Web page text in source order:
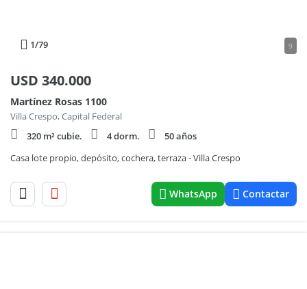
1/79 9
USD 340.000
Martínez Rosas 1100
Villa Crespo, Capital Federal
320 m² cubie.
4 dorm.
50 años
Casa lote propio, depósito, cochera, terraza - Villa Crespo
WhatsApp Contactar